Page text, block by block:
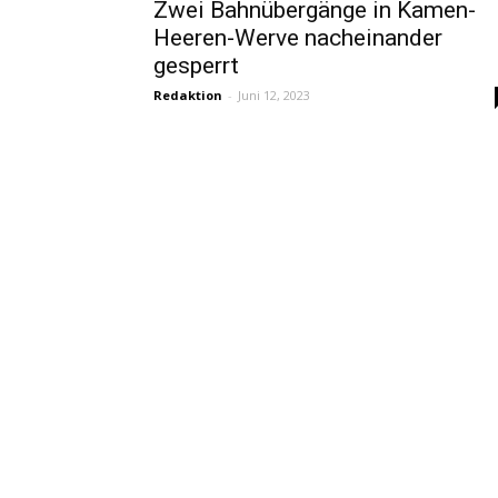
Zwei Bahnübergänge in Kamen-
Heeren-Werve nacheinander
gesperrt
Redaktion - Juni 12, 2023